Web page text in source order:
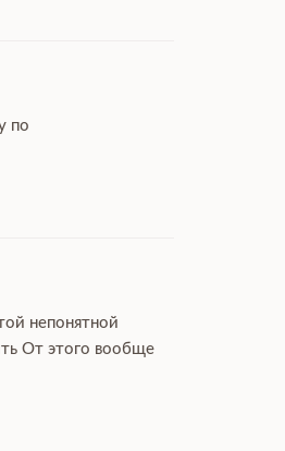
по
непонятной
От этого вообще